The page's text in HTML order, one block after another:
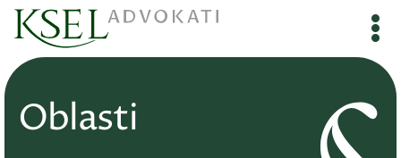
Oblasti